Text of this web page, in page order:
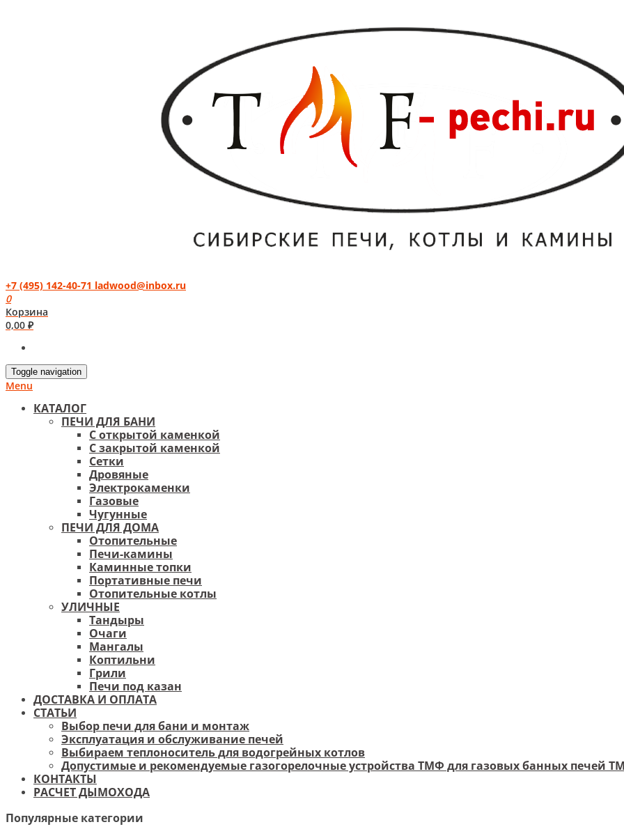
+7 (495) 142-40-71 ladwood@inbox.ru
0
Корзина
0,00 ₽
Toggle navigation
Menu
КАТАЛОГ
ПЕЧИ ДЛЯ БАНИ
С открытой каменкой
С закрытой каменкой
Сетки
Дровяные
Электрокаменки
Газовые
Чугунные
ПЕЧИ ДЛЯ ДОМА
Отопительные
Печи-камины
Каминные топки
Портативные печи
Отопительные котлы
УЛИЧНЫЕ
Тандыры
Очаги
Мангалы
Коптильни
Грили
Печи под казан
ДОСТАВКА И ОПЛАТА
СТАТЬИ
Выбор печи для бани и монтаж
Эксплуатация и обслуживание печей
Выбираем теплоноситель для водогрейных котлов
Допустимые и рекомендуемые газогорелочные устройства ТМФ для газовых банных печей
КОНТАКТЫ
РАСЧЕТ ДЫМОХОДА
Популярные категории